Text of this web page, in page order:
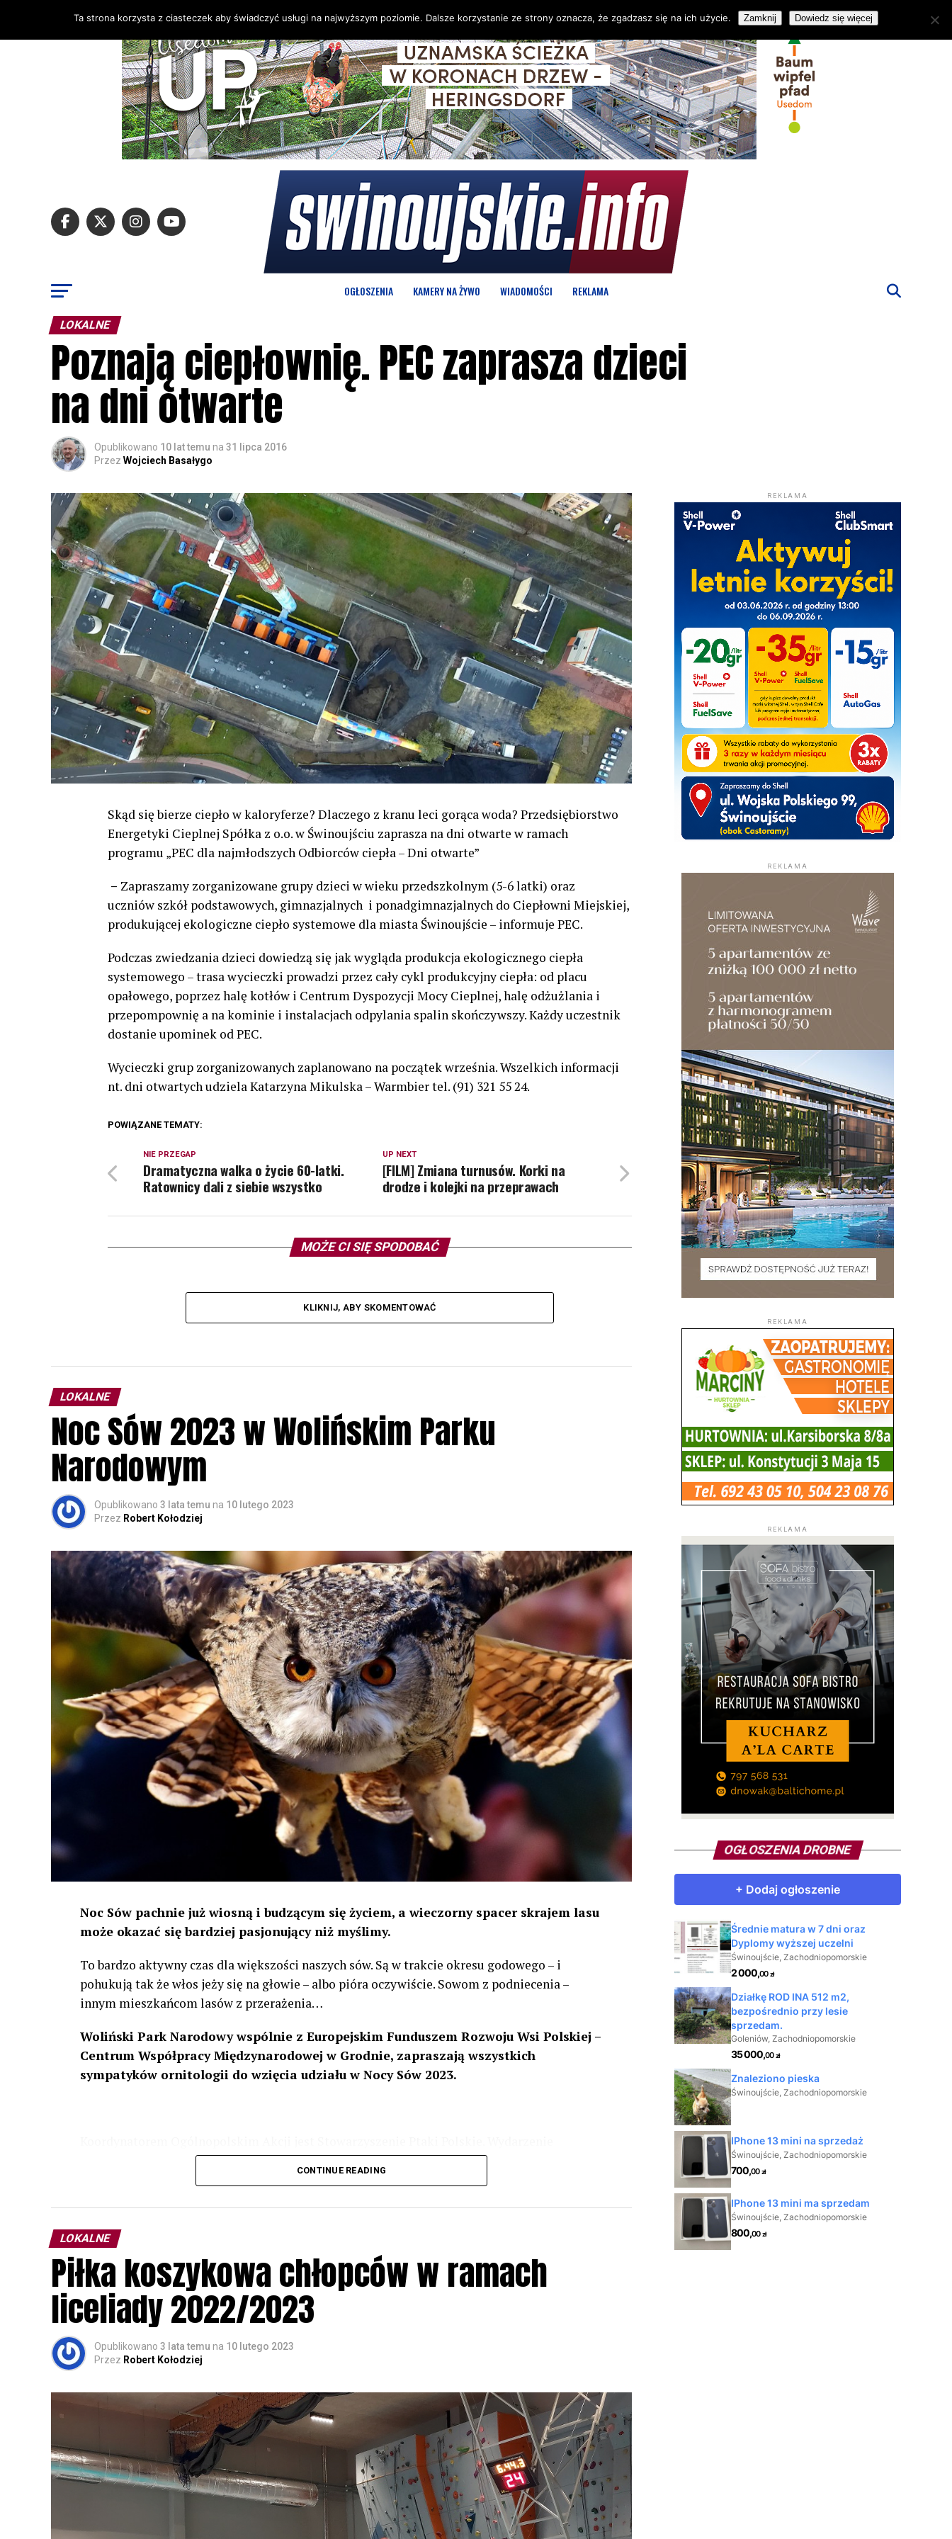
OGŁOSZENIA KAMERY NA ŻYWO WIADOMOŚCI REKLAMA
LOKALNE
Poznają ciepłownię. PEC zaprasza dzieci
na dni otwarte
Opublikowano 10 lat temu na 31 lipca 2016
Przez Wojciech Basałygo
Skąd się bierze ciepło w kaloryferze? Dlaczego z kranu leci gorąca woda? Przedsiębiorstwo
Energetyki Cieplnej Spółka z o.o. w Świnoujściu zaprasza na dni otwarte w ramach
programu „PEC dla najmłodszych Odbiorców ciepła – Dni otwarte”
– Zapraszamy zorganizowane grupy dzieci w wieku przedszkolnym (5-6 latki) oraz
uczniów szkół podstawowych, gimnazjalnych i ponadgimnazjalnych do Ciepłowni Miejskiej,
produkującej ekologiczne ciepło systemowe dla miasta Świnoujście – informuje PEC.
Podczas zwiedzania dzieci dowiedzą się jak wygląda produkcja ekologicznego ciepła
systemowego – trasa wycieczki prowadzi przez cały cykl produkcyjny ciepła: od placu
opałowego, poprzez halę kotłów i Centrum Dyspozycji Mocy Cieplnej, halę odżużlania i
przepompownię a na kominie i instalacjach odpylania spalin skończywszy. Każdy uczestnik
dostanie upominek od PEC.
Wycieczki grup zorganizowanych zaplanowano na początek września. Wszelkich informacji
nt. dni otwartych udziela Katarzyna Mikulska – Warmbier tel. (91) 321 55 24.
POWIĄZANE TEMATY:
UP NEXT
[FILM] Zmiana turnusów. Korki na
drodze i kolejki na przeprawach
NIE PRZEGAP
Dramatyczna walka o życie 60-latki.
Ratownicy dali z siebie wszystko
MOŻE CI SIĘ SPODOBAĆ
KLIKNIJ, ABY SKOMENTOWAĆ
LOKALNE
Noc Sów 2023 w Wolińskim Parku
Narodowym
Opublikowano 3 lata temu na 10 lutego 2023
Przez Robert Kołodziej
Noc Sów pachnie już wiosną i budzącym się życiem, a wieczorny spacer skrajem lasu
może okazać się bardziej pasjonujący niż myślimy.
To bardzo aktywny czas dla większości naszych sów. Są w trakcie okresu godowego – i
pohukują tak że włos jeży się na głowie – albo pióra oczywiście. Sowom z podniecenia –
innym mieszkańcom lasów z przerażenia…
Woliński Park Narodowy wspólnie z Europejskim Funduszem Rozwoju Wsi Polskiej –
Centrum Współpracy Międzynarodowej w Grodnie, zapraszają wszystkich
sympatyków ornitologii do wzięcia udziału w Nocy Sów 2023.
odbędzie się w dniach24 i 25 lutego 2023 r. wg harmonogramu przedstawionego na
Wszystkich uczestników zapraszamy do udziału w Akcji, włączenia się w aktywne
rozpoznawanie głosów sów i wymianę doświadczeń przy grillu.Na wydarzenie obowiązują
zapisy.
CONTINUE READING
LOKALNE
Piłka koszykowa chłopców w ramach
liceliady 2022/2023
Opublikowano 3 lata temu na 10 lutego 2023
Przez Robert Kołodziej
REKLAMA
REKLAMA
REKLAMA
REKLAMA
OGŁOSZENIA DROBNE
Ta strona korzysta z ciasteczek aby świadczyć usługi na najwyższym poziomie. Dalsze korzystanie ze strony oznacza, że zgadzasz się na ich użycie. Zamknij Dowiedz się więcej